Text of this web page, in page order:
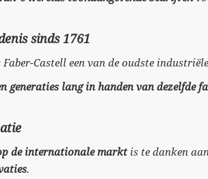
sinds 1761
Faber-Castell een van de oudste
generaties lang in handen van dezelfde
de internationale marktis te danken
.